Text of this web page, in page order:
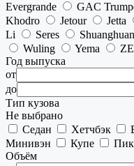
Evergrande
GAC
Khodro
Jetour Jetta
Li
Seres Shuanghuan
Wuling
Yema
Год выпуска
от
до
Тип кузова
Не выбрано
Седан
Хетчбэк
Минивэн
Купе
Объём